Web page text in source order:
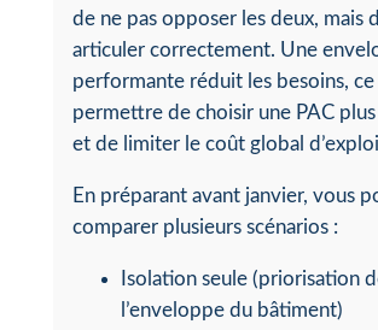
de ne pas opposer les deux, mais
articuler correctement. Une
performante réduit les besoins,
permettre de choisir une PAC
et de limiter le coût global
En préparant avant janvier, vous
comparer plusieurs scénarios :
Isolation seule (priorisation
l’enveloppe du bâtiment)